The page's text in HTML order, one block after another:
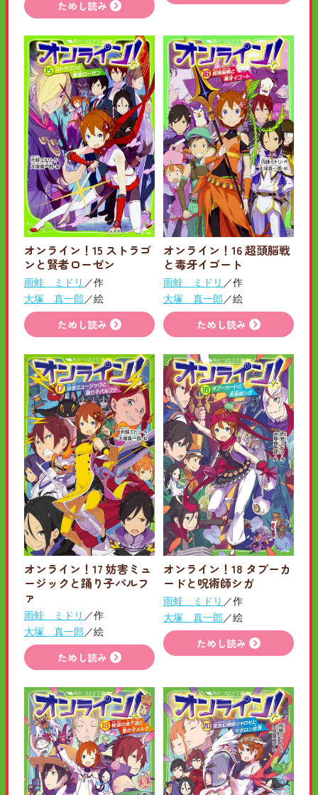
ためし読み
オンライン！15 ストラゴ
ンと賢者ローゼン
雨蛙 ミドリ ／作
大塚 真一郎 ／絵
ためし読み
オンライン！16 超頭脳戦
と毒牙イゴート
雨蛙 ミドリ ／作
大塚 真一郎 ／絵
ためし読み
オンライン！17 妨害ミュ
ージックと踊り子パルフ
ァ
雨蛙 ミドリ ／作
大塚 真一郎 ／絵
ためし読み
オンライン！18 タブーカ
ードと呪術師シガ
雨蛙 ミドリ ／作
大塚 真一郎 ／絵
ためし読み